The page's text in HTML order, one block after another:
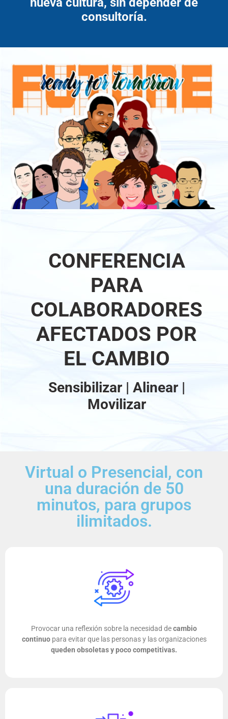
consultoría.
CONFERENCIA
PARA
COLABORADORES
AFECTADOS POR
EL CAMBIO
Sensibilizar | Alinear |
Movilizar
Virtual o Presencial, con
una duración de 50
minutos, para grupos
ilimitados.
Provocar una reflexión sobre la necesidad decambio
continuo para evitar que las personas y las organizaciones
queden obsoletas y poco competitivas.